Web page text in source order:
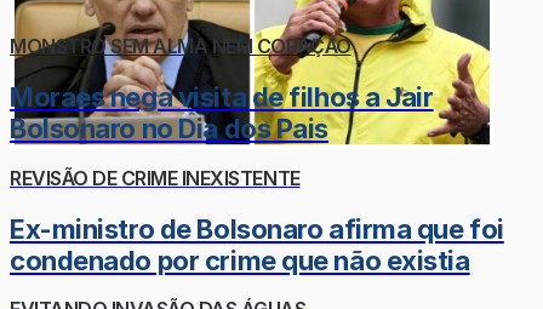
MONSTRO SEM ALMA NEM CORAÇÃO
Moraes nega visita de filhos a Jair
Bolsonaro no Dia dos Pais
REVISÃO DE CRIME INEXISTENTE
Ex-ministro de Bolsonaro afirma que foi
condenado por crime que não existia